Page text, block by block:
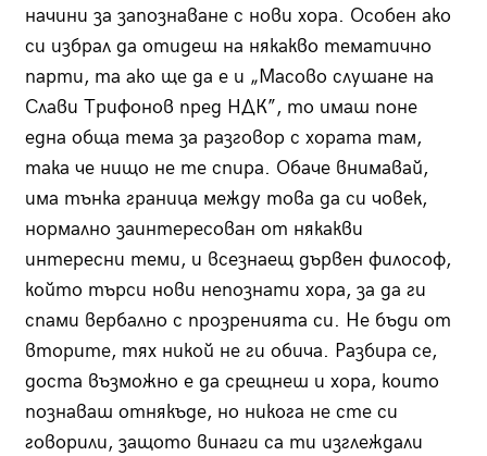
начини за запознаване с нови хора. Особен ако
си избрал да отидеш на някакво тематично
парти, та ако ще да е и „Масово слушане на
Слави Трифонов пред НДК”, то имаш поне
една обща тема за разговор с хората там,
така че нищо не те спира. Обаче внимавай,
има тънка граница между това да си човек,
нормално заинтересован от някакви
интересни теми, и всезнаещ дървен философ,
който търси нови непознати хора, за да ги
спами вербално с прозренията си. Не бъди от
вторите, тях никой не ги обича. Разбира се,
доста възможно е да срещнеш и хора, които
познаваш отнякъде, но никога не сте си
говорили, защото винаги са ти изглеждали